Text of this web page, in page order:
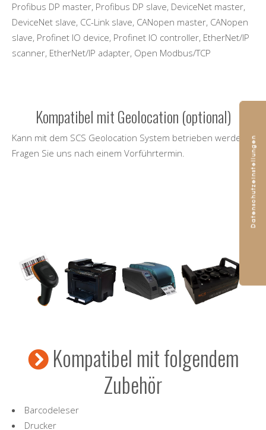
Profibus DP master, Profibus DP slave, DeviceNet master,
DeviceNet slave, CC-Link slave, CANopen master, CANopen
slave, Profinet IO device, Profinet IO controller, EtherNet/IP
scanner, EtherNet/IP adapter, Open Modbus/TCP
Kompatibel mit Geolocation (optional)
Kann mit dem SCS Geolocation System betrieben werden.
Fragen Sie uns nach einem Vorführtermin.
Kompatibel mit folgendem
Zubehör
Barcodeleser
Drucker